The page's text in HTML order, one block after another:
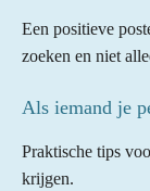
Een positieve
zoeken en niet
Als iemand je
Praktische tips
krijgen.